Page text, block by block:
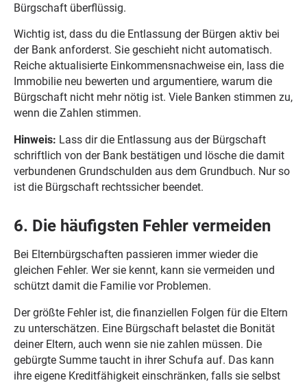
Bürgschaft überflüssig.
Wichtig ist, dass du die Entlassung der Bürgen aktiv bei
der Bank anforderst. Sie geschieht nicht automatisch.
Reiche aktualisierte Einkommensnachweise ein, lass die
Immobilie neu bewerten und argumentiere, warum die
Bürgschaft nicht mehr nötig ist. Viele Banken stimmen zu,
wenn die Zahlen stimmen.
Hinweis: Lass dir die Entlassung aus der Bürgschaft
schriftlich von der Bank bestätigen und lösche die damit
verbundenen Grundschulden aus dem Grundbuch. Nur so
ist die Bürgschaft rechtssicher beendet.
6. Die häufigsten Fehler vermeiden
Bei Elternbürgschaften passieren immer wieder die
gleichen Fehler. Wer sie kennt, kann sie vermeiden und
schützt damit die Familie vor Problemen.
Der größte Fehler ist, die finanziellen Folgen für die Eltern
zu unterschätzen. Eine Bürgschaft belastet die Bonität
deiner Eltern, auch wenn sie nie zahlen müssen. Die
gebürgte Summe taucht in ihrer Schufa auf. Das kann
ihre eigene Kreditfähigkeit einschränken, falls sie selbst